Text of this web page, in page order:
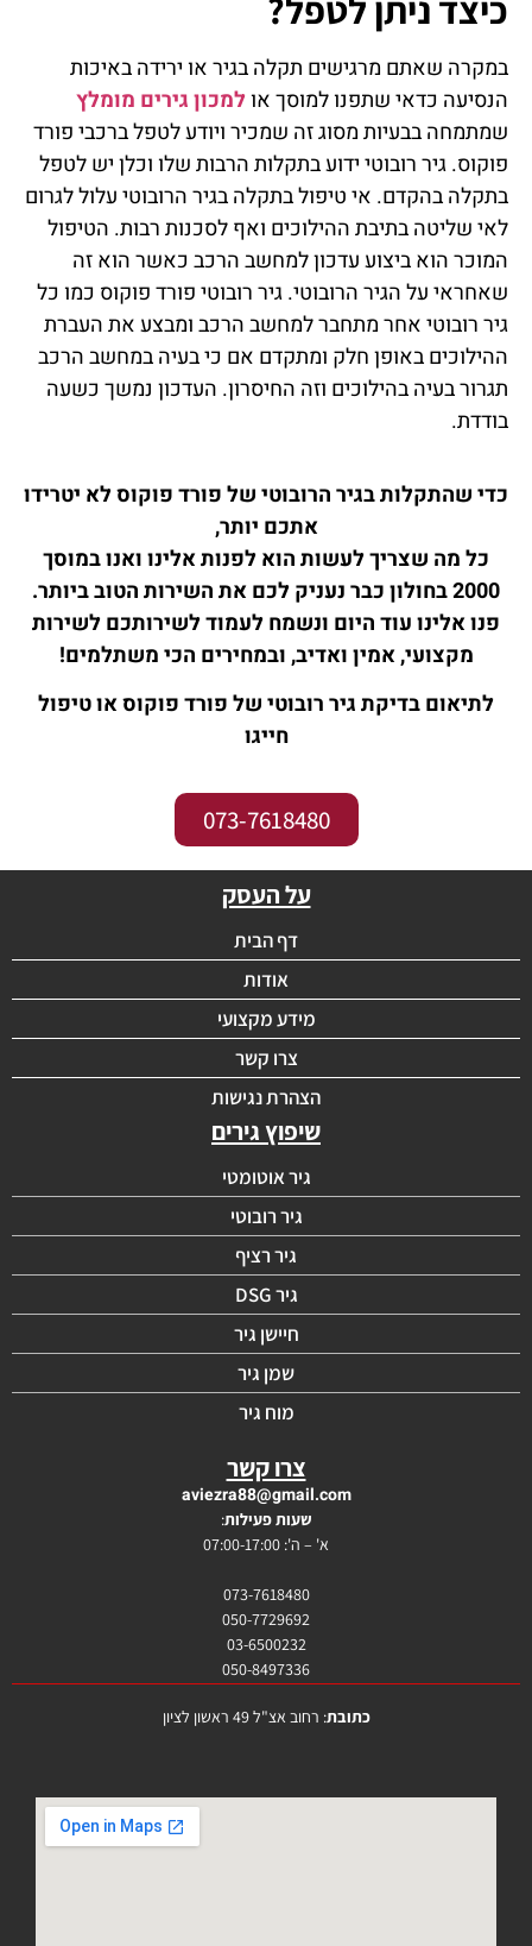
במקרה שאתם מרגישים תקלה בגיר או ירידה באיכות
הנסיעה כדאי שתפנו למוסך אולמכון גירים מומלץ
שמתמחה בבעיות מסוג זה שמכיר ויודע לטפל ברכבי פורד
פוקוס. גיר רובוטי ידוע בתקלות הרבות שלו וכלן יש לטפל
בתקלה בהקדם. אי טיפול בתקלה בגיר הרובוטי עלול לגרום
לאי שליטה בתיבת ההילוכים ואף לסכנות רבות. הטיפול
המוכר הוא ביצוע עדכון למחשב הרכב כאשר הוא זה
שאחראי על הגיר הרובוטי. גיר רובוטי פורד פוקוס כמו כל
גיר רובוטי אחר מתחבר למחשב הרכב ומבצע את העברת
ההילוכים באופן חלק ומתקדם אם כי בעיה במחשב הרכב
תגרור בעיה בהילוכים וזה החיסרון. העדכון נמשך כשעה
בודדת.
כדי שהתקלות בגיר הרובוטי של פורד פוקוס לא יטרידו
אתכם יותר,
כל מה שצריך לעשות הוא לפנות אלינו ואנו במוסך
2000 בחולון כבר נעניק לכם את השירות הטוב ביותר.
פנו אלינו עוד היום ונשמח לעמוד לשירותכם לשירות
מקצועי, אמין ואדיב, ובמחירים הכי משתלמים!
לתיאום בדיקת גיר רובוטי של פורד פוקוס או טיפול
חייגו
073-7618480
על העסק
דף הבית
אודות
מידע מקצועי
צרו קשר
הצהרת נגישות
שיפוץ גירים
גיר אוטומטי
גיר רובוטי
גיר רציף
גיר DSG
חיישן גיר
שמן גיר
מוח גיר
צרו קשר
aviezra88@gmail.com
שעות פעילות:
א' – ה': 07:00-17:00
073-7618480
050-7729692
03-6500232
050-8497336
כתובת: רחוב אצ"ל 49 ראשון לציון